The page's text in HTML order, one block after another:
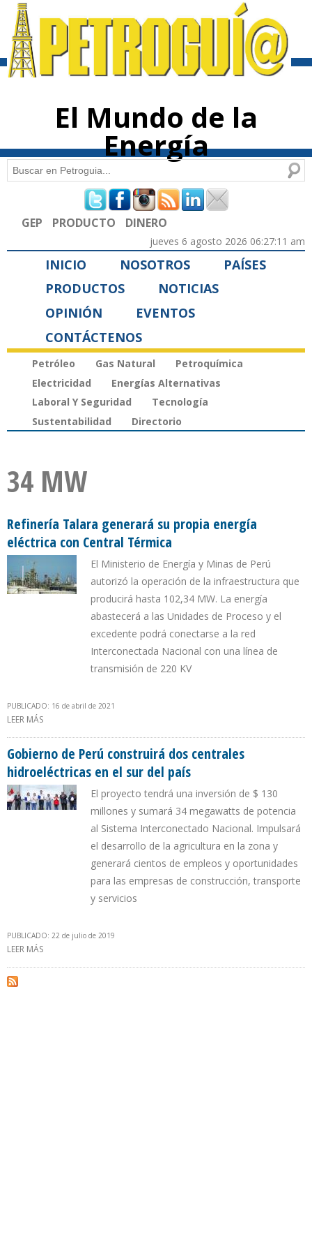
contenido
El Mundo de la
Energía
Formulario de búsqueda
Buscar
GEP PRODUCTO DINERO
jueves 6 agosto 2026 06:27:11 am
INICIO NOSOTROS
PAÍSES
PRODUCTOS
NOTICIAS
OPINIÓN
EVENTOS
CONTÁCTENOS
Petróleo Gas Natural
Petroquímica
Electricidad
Energías Alternativas
Laboral Y Seguridad
Tecnología
Sustentabilidad
Directorio
34 MW
Refinería Talara generará su propia energía
eléctrica con Central Térmica
El Ministerio de Energía y Minas de Perú
autorizó la operación de la infraestructura que
producirá hasta 102,34 MW. La energía
abastecerá a las Unidades de Proceso y el
excedente podrá conectarse a la red
Interconectada Nacional con una línea de
transmisión de 220 KV
PUBLICADO: 16 de abril de 2021
LEER MÁS
Gobierno de Perú construirá dos centrales
hidroeléctricas en el sur del país
El proyecto tendrá una inversión de $ 130
millones y sumará 34 megawatts de potencia
al Sistema Interconectado Nacional. Impulsará
el desarrollo de la agricultura en la zona y
generará cientos de empleos y oportunidades
para las empresas de construcción, transporte
y servicios
PUBLICADO: 22 de julio de 2019
LEER MÁS